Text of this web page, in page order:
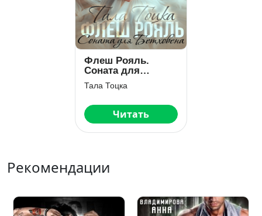
Флеш Рояль.
Соната для
Бетховена
Тала Тоцка
Читать
Рекомендации